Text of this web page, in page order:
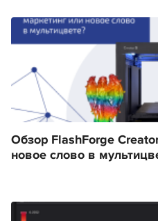
Обзор FlashForge
новое слово в